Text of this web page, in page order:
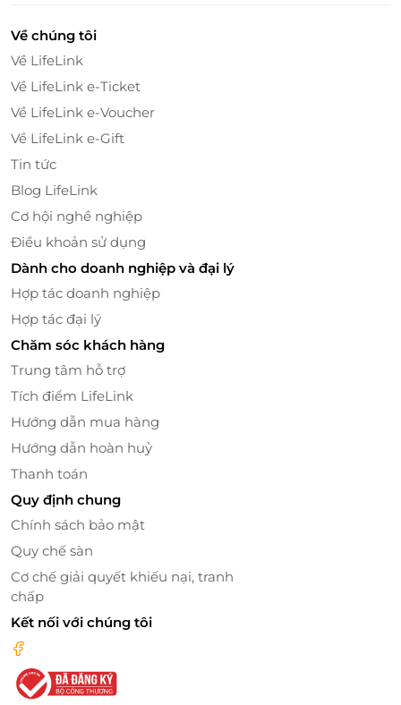
Thoả sức sống ảo đẹp thần sầu
Nhiều loại hình trò chơi nước độc đáo
Đến công viên Aqua Bay, du khách không khỏi bất
loại hình trò chơi. Ngoài khu bể bơi với các hoạt động
liên hoàn nhẹ nhàng cho trẻ em, thanh thiếu niên và
cả các bậc phụ huynh cũng có thể trải nghiệm
những trò chơi cảm giác mạnh như:
Nhiều loại hình trò chơi nước độc đáo
Sóng thần OAHU: Từng đợt sóng thần nhiều cấp độ
khác nhau được tạo thành trong khu vực bể bơi có
Về chúng tôi
Về LifeLink
Về LifeLink e-Ticket
Về LifeLink e-Voucher
Về LifeLink e-Gift
Tin tức
Blog LifeLink
Cơ hội nghề nghiệp
Điều khoản sử dụng
Dành cho doanh nghiệp và đại lý
Hợp tác doanh nghiệp
Hợp tác đại lý
Chăm sóc khách hàng
Trung tâm hỗ trợ
Tích điểm LifeLink
Hướng dẫn mua hàng
Hướng dẫn hoàn huỷ
Thanh toán
Quy định chung
Chính sách bảo mật
Quy chế sàn
Cơ chế giải quyết khiếu nại, tranh
chấp
Kết nối với chúng tôi